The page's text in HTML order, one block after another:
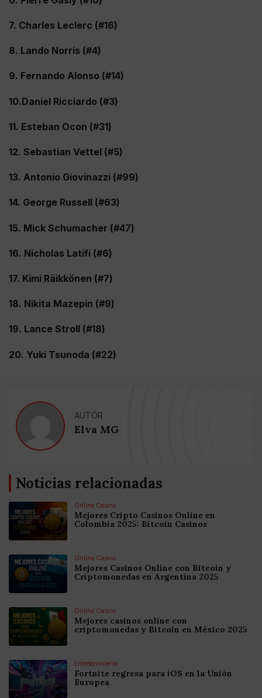
7. Charles Leclerc (#16)
8. Lando Norris (#4)
9. Fernando Alonso (#14)
10.Daniel Ricciardo (#3)
11. Esteban Ocon (#31)
12. Sebastian Vettel (#5)
13. Antonio Giovinazzi (#99)
14. George Russell (#63)
15. Mick Schumacher (#47)
16. Nicholas Latifi (#6)
17. Kimi Räikkönen (#7)
18. Nikita Mazepin (#9)
19. Lance Stroll (#18)
20. Yuki Tsunoda (#22)
AUTOR
Elva MG
Noticias relacionadas
Online Casino
Mejores Cripto Casinos Online en
Colombia 2025: Bitcoin Casinos
Online Casino
Mejores Casinos Online con Bitcoin y
Criptomonedas en Argentina 2025
Online Casino
Mejores casinos online con
criptomonedas y Bitcoin en México 2025
Entretenimiento
Fortnite regresa para iOS en la Unión
Europea